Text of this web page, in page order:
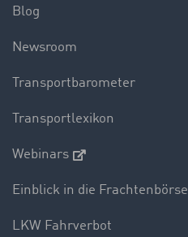
Blog
Newsroom
Transportbarometer
Transportlexikon
Webinars
Einblick in die Frachtenbörse
LKW Fahrverbot